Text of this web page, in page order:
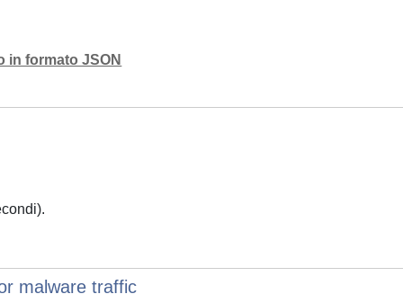
in formato JSON
malware traffic